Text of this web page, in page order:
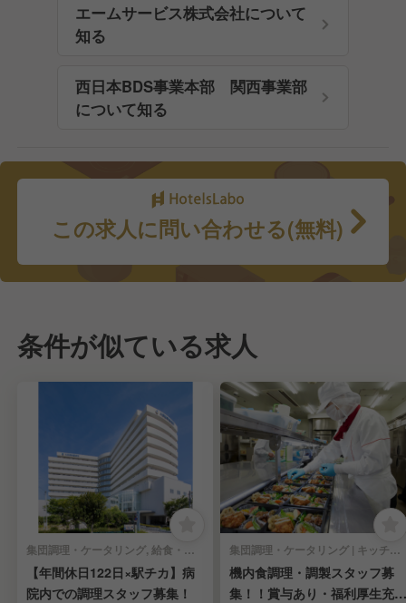
エームサービス株式会社について
知る
西日本BDS事業本部 関西事業部
について知る
この求人に問い合わせる(無料)
条件が似ている求人
集団調理・ケータリング, 給食・社員食堂・介護・病院 | キッチンスタッフ
【年間休日122日×駅チカ】病
院内での調理スタッフ募集！
集団調理・ケータリング | キッチンスタッフ
機内食調理・調製スタッフ募
集！！賞与あり・福利厚生充